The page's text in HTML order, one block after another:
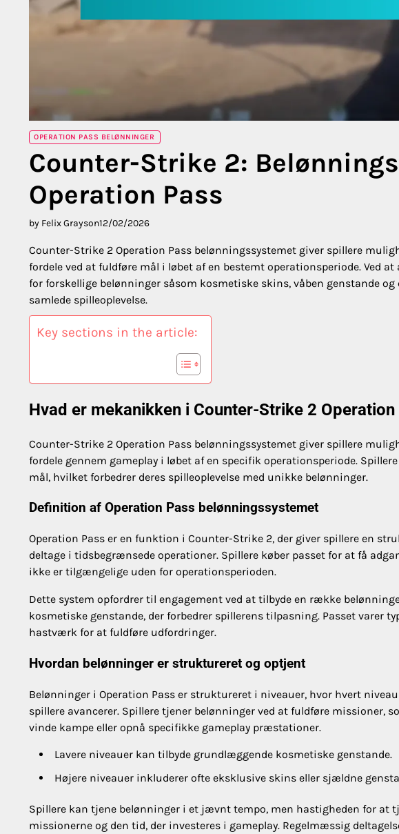
OPERATION PASS BELØNNINGER
Counter-Strike 2:
Operation Pass
by Felix Grayson12/02/2026
Counter-Strike 2 Operation Pass belønningssystemet giver spillere
fordele ved at fuldføre mål i løbet af en bestemt operationsperiode. Ved
for forskellige belønninger såsom kosmetiske skins, våben genstande
samlede spilleoplevelse.
Key sections in the article:
Hvad er mekanikken i Counter-Strike 2
Counter-Strike 2 Operation Pass belønningssystemet giver spillere
fordele gennem gameplay i løbet af en specifik operationsperiode.
mål, hvilket forbedrer deres spilleoplevelse med unikke belønninger.
Definition af Operation Pass belønningssystemet
Operation Pass er en funktion i Counter-Strike 2, der giver spillere en
deltage i tidsbegrænsede operationer. Spillere køber passet for at få
ikke er tilgængelige uden for operationsperioden.
Dette system opfordrer til engagement ved at tilbyde en række
kosmetiske genstande, der forbedrer spillerens tilpasning. Passet varer
hastværk for at fuldføre udfordringer.
Hvordan belønninger er struktureret og optjent
Belønninger i Operation Pass er struktureret i niveauer, hvor hvert
spillere avancerer. Spillere tjener belønninger ved at fuldføre missioner,
vinde kampe eller opnå specifikke gameplay præstationer.
Lavere niveauer kan tilbyde grundlæggende kosmetiske genstande.
Højere niveauer inkluderer ofte eksklusive skins eller sjældne
Spillere kan tjene belønninger i et jævnt tempo, men hastigheden for at
missionerne og den tid, der investeres i gameplay. Regelmæssig